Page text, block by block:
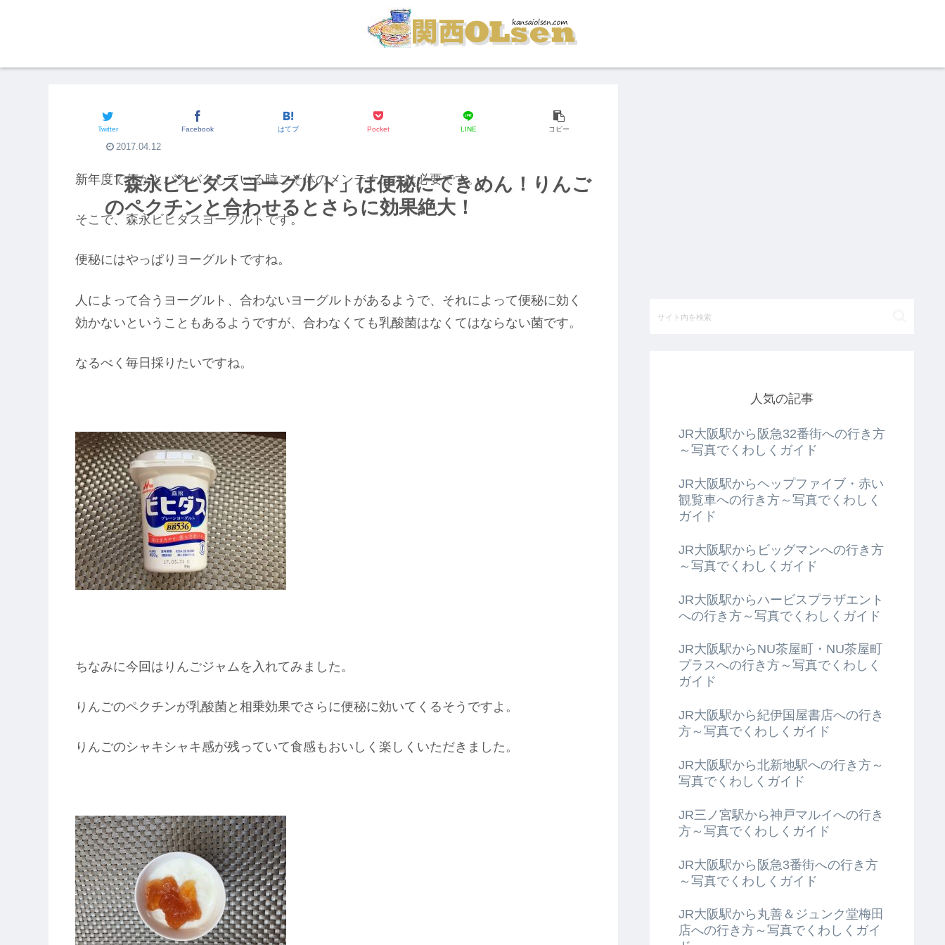
「森永ビヒダスヨーグルト」は便秘にてきめん！りんご
のペクチンと合わせるとさらに効果絶大！
Twitter Facebook はてブ Pocket LINE コピー
2017.04.12
新年度で何かとバタバタしている時こそ体のメンテナンスは必要です。
そこで、森永ビヒダスヨーグルトです。
便秘にはやっぱりヨーグルトですね。
人によって合うヨーグルト、合わないヨーグルトがあるようで、それによって便秘に効く
効かないということもあるようですが、合わなくても乳酸菌はなくてはならない菌です。
なるべく毎日採りたいですね。
ちなみに今回はりんごジャムを入れてみました。
りんごのペクチンが乳酸菌と相乗効果でさらに便秘に効いてくるそうですよ。
りんごのシャキシャキ感が残っていて食感もおいしく楽しくいただきました。
人気の記事
JR大阪駅から阪急32番街への行き方
～写真でくわしくガイド
JR大阪駅からヘップファイブ・赤い
観覧車への行き方～写真でくわしく
ガイド
JR大阪駅からビッグマンへの行き方
～写真でくわしくガイド
JR大阪駅からハービスプラザエント
への行き方～写真でくわしくガイド
JR大阪駅からNU茶屋町・NU茶屋町
プラスへの行き方～写真でくわしく
ガイド
JR大阪駅から紀伊国屋書店への行き
方～写真でくわしくガイド
JR大阪駅から北新地駅への行き方～
写真でくわしくガイド
JR三ノ宮駅から神戸マルイへの行き
方～写真でくわしくガイド
JR大阪駅から阪急3番街への行き方
～写真でくわしくガイド
JR大阪駅から丸善＆ジュンク堂梅田
店への行き方～写真でくわしくガイ